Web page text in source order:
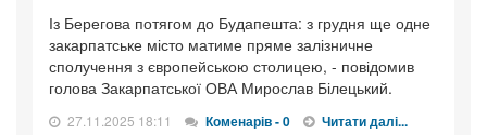
Із Берегова потягом до Будапешта: з грудня ще одне
закарпатське місто матиме пряме залізничне
сполучення з європейською столицею, - повідомив
голова Закарпатської ОВА Мирослав Білецький.
27.11.2025 18:11 Коменарів - 0 Читати далі...